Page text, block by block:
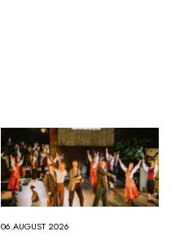
06.AUGUST 2026